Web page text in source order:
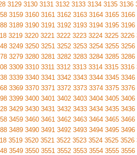
3129 3130 3131 3132 3133 3134 3135 3136
3159 3160 3161 3162 3163 3164 3165 3166
3189 3190 3191 3192 3193 3194 3195 3196
3219 3220 3221 3222 3223 3224 3225 3226
3249 3250 3251 3252 3253 3254 3255 3256
3279 3280 3281 3282 3283 3284 3285 3286
3309 3310 3311 3312 3313 3314 3315 3316
3339 3340 3341 3342 3343 3344 3345 3346
3369 3370 3371 3372 3373 3374 3375 3376
3399 3400 3401 3402 3403 3404 3405 3406
3429 3430 3431 3432 3433 3434 3435 3436
3459 3460 3461 3462 3463 3464 3465 3466
3489 3490 3491 3492 3493 3494 3495 3496
3519 3520 3521 3522 3523 3524 3525 3526
3549 3550 3551 3552 3553 3554 3555 3556